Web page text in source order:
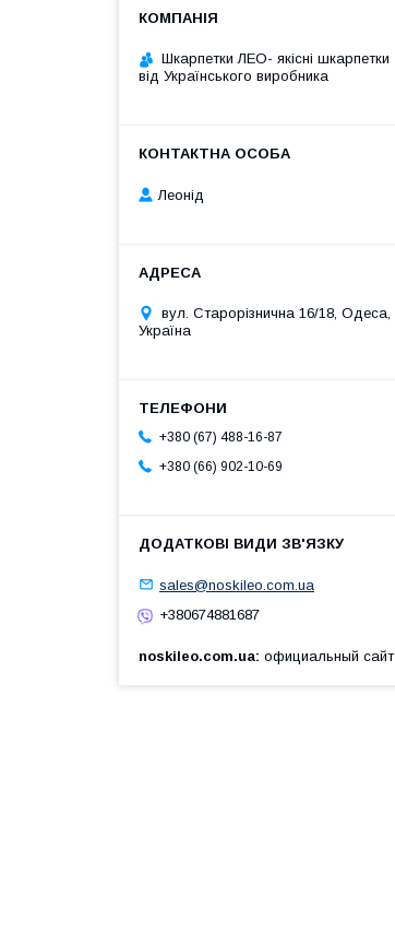
Шкарпетки ЛЕО- якісні шкарпетки
від Українського виробника
Леонід
вул. Старорізнична 16/18, Одеса,
Україна
+380 (67) 488-16-87
+380 (66) 902-10-69
sales@noskileo.com.ua
+380674881687
noskileo.com.ua официальный сайт